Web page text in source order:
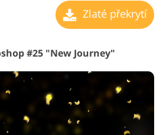
Zlaté překrytí
#25 "New Journey"